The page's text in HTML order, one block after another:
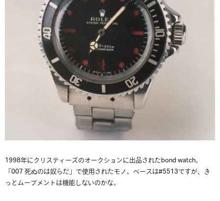
1998年にクリスティーズのオークションに出品されたbond watch。
「007 死ぬのは奴らだ」で使用されたモノ。ベースは#5513ですが、き
っとムーブメントは機能しないのかな。